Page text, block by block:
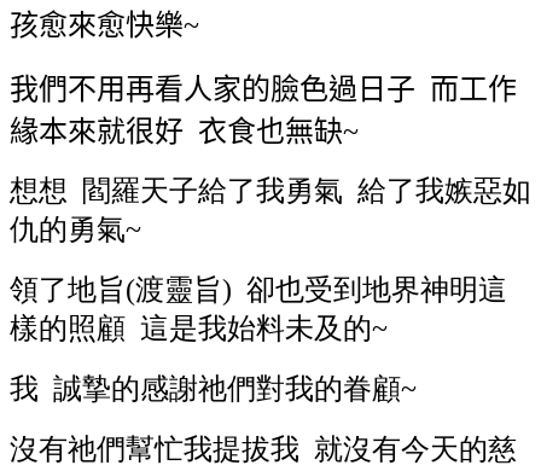
孩愈來愈快樂~
我們不用再看人家的臉色過日子 而工作
緣本來就很好 衣食也無缺~
想想 閻羅天子給了我勇氣 給了我嫉惡如
仇的勇氣~
領了地旨(渡靈旨) 卻也受到地界神明這
樣的照顧 這是我始料未及的~
我 誠摯的感謝祂們對我的眷顧~
沒有祂們幫忙我提拔我 就沒有今天的慈